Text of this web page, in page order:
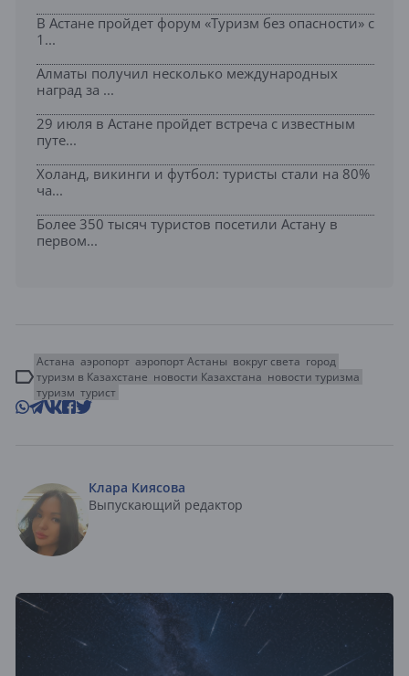
В Астане пройдет форум «Туризм без опасности» с
1...
Алматы получил несколько международных
наград за ...
29 июля в Астане пройдет встреча с известным
путе...
Холанд, викинги и футбол: туристы стали на 80%
ча...
Более 350 тысяч туристов посетили Астану в
первом...
Астана аэропорт аэропорт Астаны вокруг света город
туризм в Казахстане новости Казахстана новости туризма
туризм турист
Клара Киясова
Выпускающий редактор